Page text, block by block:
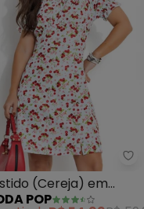
Vestido (Azul
(Cereja) em
Acetinado
POP